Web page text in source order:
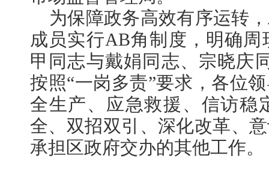
为保障政务高效有序运转
成员实行AB角制度，明确
甲同志与戴娟同志、宗晓庆
按照“一岗多责”要求，各位
全生产、应急救援、信访稳
全、双招双引、深化改革、
承担区政府交办的其他工作。